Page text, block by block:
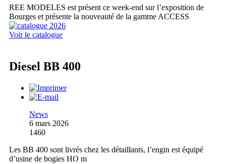
REE MODELES est présent ce week-end sur l’exposition de
Bourges et présente la nouveauté de la gamme ACCESS
Voir le catalogue
Diesel BB 400
News
6 mars 2026
1460
Les BB 400 sont livrés chez les détaillants, l’engin est équipé
d’usine de bogies HO m